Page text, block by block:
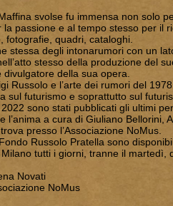
svolse fu immensa non solo
la passione e al tempo stesso per il
fotografie, quadri, cataloghi.
stessa degli intonarumori con un
stesso della produzione del
della sua opera.
Russolo e l’arte dei rumori del
sul futurismo e soprattutto sul
sono stati pubblicati gli ultimi
l’anima a cura di Giuliano
presso l’Associazione NoMus.
Russolo Pratella sono
tutti i giorni, tranne il
Novati
NoMus